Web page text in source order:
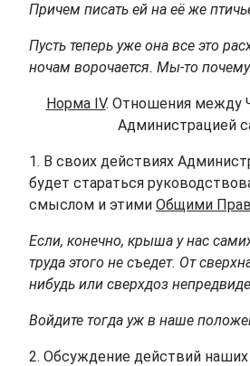
Причем писать ей на её же
Пусть теперь уже она все это
ночам ворочается. Мы-то
Норма IV. Отношения между
Администрацией
1. В своих действиях
будет стараться
смыслом и этими Общими
Если, конечно, крыша у нас
труда этого не съедет. От
нибудь или сверхдоз
Войдите тогда уж в наше
2. Обсуждение действий наших